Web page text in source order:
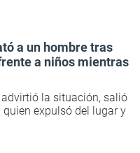
a un hombre tras
a niños mientras
advirtió la situación, salió
expulsó del lugar y